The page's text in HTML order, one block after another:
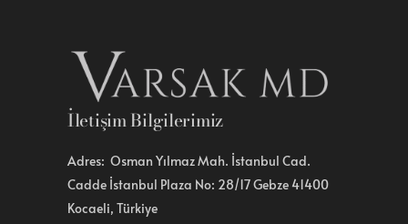
İletişim Bilgilerimiz
Adres: Osman Yılmaz Mah. İstanbul Cad.
Cadde İstanbul Plaza No: 28/17 Gebze 41400
Kocaeli, Türkiye